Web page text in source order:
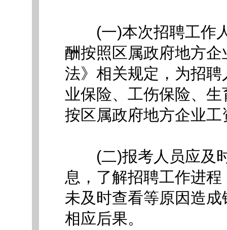
(一)本次招聘工作人
酬按照区属政府地方
法》相关规定，为招
业保险、工伤保险、
按区属政府地方企业
(二)报考人员应及时
息，了解招聘工作进
未及时查看等原因造
相应后果。